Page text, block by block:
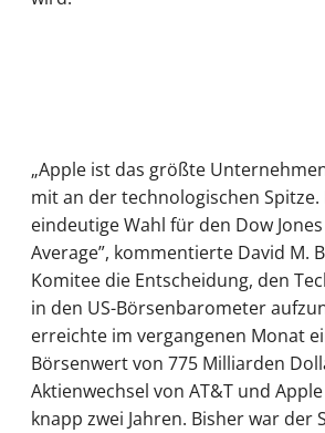
„Apple ist das größte
mit an der technologischen Spitze.
eindeutige Wahl für den Dow
Average”, kommentierte David M.
Komitee die Entscheidung, den
in den US-Börsenbarometer
erreichte im vergangenen Monat
Börsenwert von 775 Milliarden
Aktienwechsel von AT&T und
knapp zwei Jahren. Bisher war der